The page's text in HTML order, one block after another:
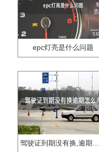
epc灯亮是什么问题
驾驶证到期没有换,逾期怎么办??